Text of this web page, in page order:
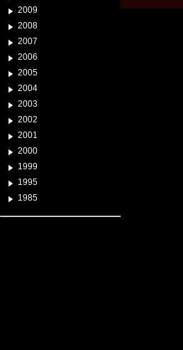
2009
2008
2007
2006
2005
2004
2003
2002
2001
2000
1999
1995
1985